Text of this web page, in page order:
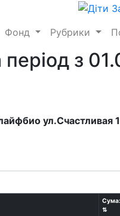
Фонд Рубрики
з
ул.Счастливая
Сума:
⇅